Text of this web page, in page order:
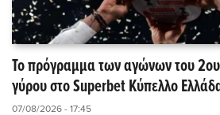
Το πρόγραμμα των αγώνων του
γύρου στο Superbet Κύπελλο
07/08/2026 - 17:45